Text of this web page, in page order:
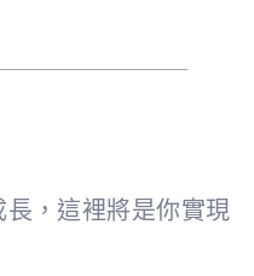
，這裡將是你實現